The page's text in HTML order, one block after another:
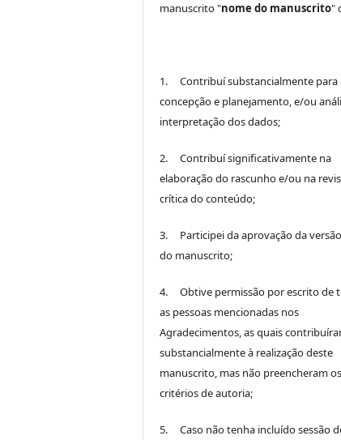
manuscrito "nome do manuscrito"
1. Contribuí substancialmente para
concepção e planejamento, e/ou
interpretação dos dados;
2. Contribuí significativamente na
elaboração do rascunho e/ou na
crítica do conteúdo;
3. Participei da aprovação da
do manuscrito;
4. Obtive permissão por escrito de
as pessoas mencionadas nos
Agradecimentos, as quais
substancialmente à realização deste
manuscrito, mas não preencheram os
critérios de autoria;
5. Caso não tenha incluído sessão